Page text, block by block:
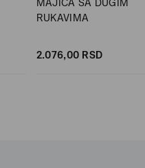
RUKAVIMA
2.076,00 RSD